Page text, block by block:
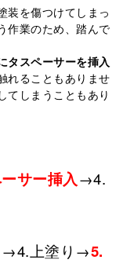
装を傷つけてしまっ
作業のため、踏んで
タスペーサーを挿入
れることもありませ
てしまうこともあり
サー挿入→4.
→4.上塗り →5.